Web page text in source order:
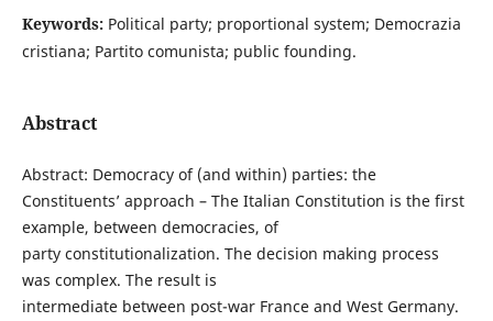
Keywords: Political party; proportional system; Democrazia
cristiana; Partito comunista; public founding.
Abstract
Abstract: Democracy of (and within) parties: the
Constituents’ approach – The Italian Constitution is the first
example, between democracies, of
party constitutionalization. The decision making process
was complex. The result is
intermediate between post-war France and West Germany.